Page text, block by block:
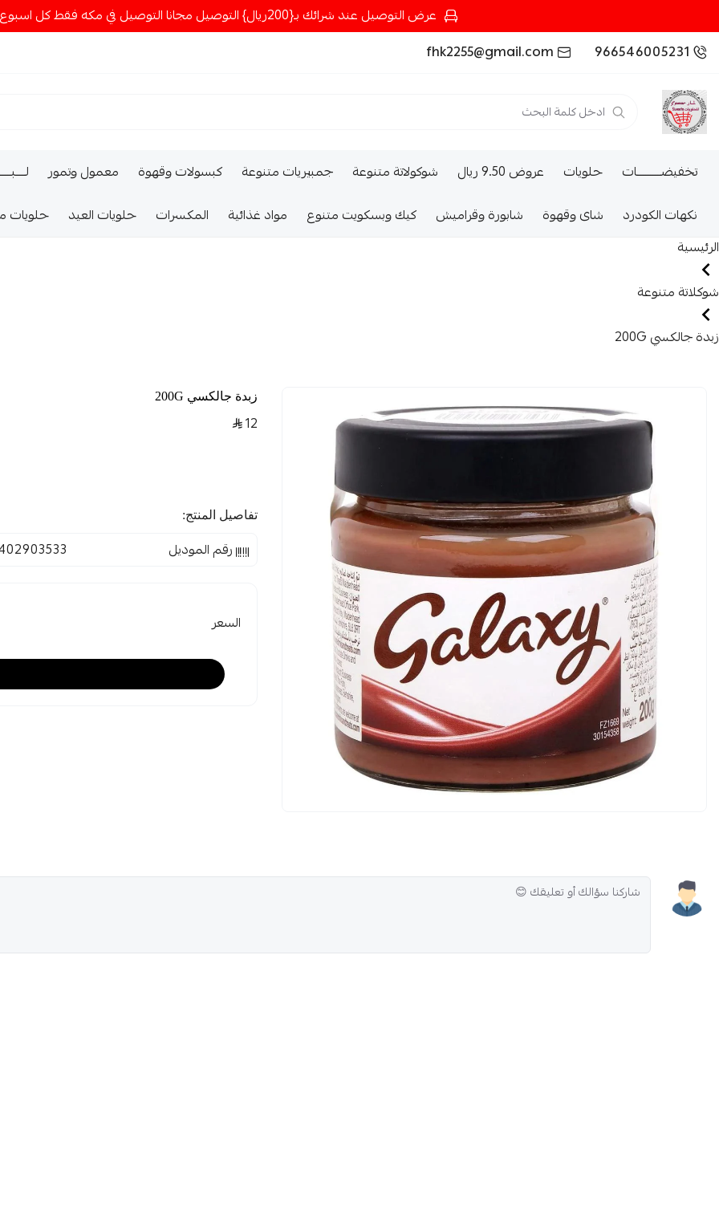
عرض التوصيل عند شرائك بـ{200ريال} التوصيل مجانا التوصيل في مكه فقط كل اسبوع اصناف جديدة
966546005231
fhk2255@gmail.com
تخفيضــــــــــات حلويات عروض 9.50 ريال شوكولاتة متنوعة جمبيريات متنوعة كبسولات وقهوة معمول وتمور
نكهات الكودرد
شاى وقهوة شابورة وقراميش كيك وبسكويت متنوع مواد غذائية المكسرات حلويات العيد حلويات
الرئيسية
شوكلاتة متنوعة
زبدة جالكسي 200G
زبدة جالكسي 200G
12
تفاصيل المنتج:
رقم الموديل
السعر